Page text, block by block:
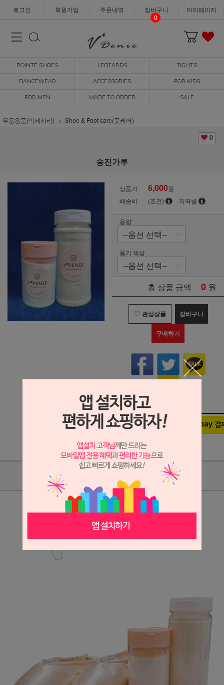
로그인 회원가입 주문내역
장바구니
0
마이페이지
POINTE SHOES LEOTARDS TIGHTS
DANCEWEAR ACCESSORIES FOR KIDS
FOR MEN MADE TO ORDER SALE
무용용품(악세사리) Shoe & Foot care(풋케어)
0
송진가루
상품가 6,000원
배송비
(조건) 지역별
용량
용기 색상
총 상품 금액 0 원
관심상품 장바구니
구매하기
상세정보 새창 열기